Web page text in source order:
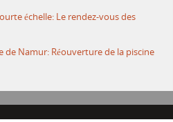
échelle: Le rendez-vous des
de Namur: Réouverture de la piscine